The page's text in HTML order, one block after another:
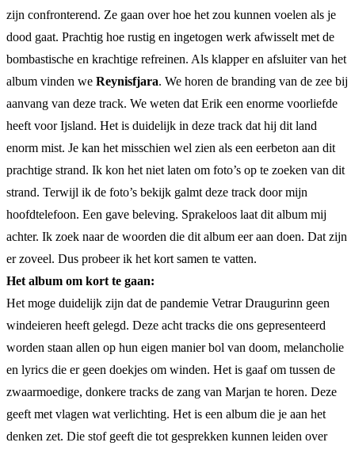
zijn confronterend. Ze gaan over hoe het zou kunnen voelen als je
dood gaat. Prachtig hoe rustig en ingetogen werk afwisselt met de
bombastische en krachtige refreinen. Als klapper en afsluiter van het
album vinden we Reynisfjara. We horen de branding van de zee bij
aanvang van deze track. We weten dat Erik een enorme voorliefde
heeft voor Ijsland. Het is duidelijk in deze track dat hij dit land
enorm mist. Je kan het misschien wel zien als een eerbeton aan dit
prachtige strand. Ik kon het niet laten om foto’s op te zoeken van dit
strand. Terwijl ik de foto’s bekijk galmt deze track door mijn
hoofdtelefoon. Een gave beleving. Sprakeloos laat dit album mij
achter. Ik zoek naar de woorden die dit album eer aan doen. Dat zijn
er zoveel. Dus probeer ik het kort samen te vatten.
Het album om kort te gaan:
Het moge duidelijk zijn dat de pandemie Vetrar Draugurinn geen
windeieren heeft gelegd. Deze acht tracks die ons gepresenteerd
worden staan allen op hun eigen manier bol van doom, melancholie
en lyrics die er geen doekjes om winden. Het is gaaf om tussen de
zwaarmoedige, donkere tracks de zang van Marjan te horen. Deze
geeft met vlagen wat verlichting. Het is een album die je aan het
denken zet. Die stof geeft die tot gesprekken kunnen leiden over